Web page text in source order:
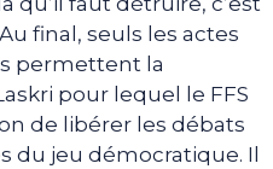
final, seuls les actes
permettent la
pour lequel le FFS
de libérer les débats
du jeu démocratique. Il